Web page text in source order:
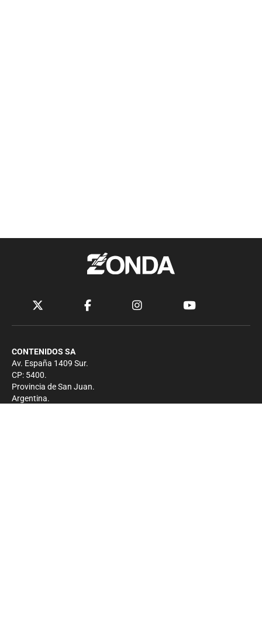
CONTENIDOS SA
Av. España 1409 Sur.
CP: 5400.
Provincia de San Juan.
Argentina.